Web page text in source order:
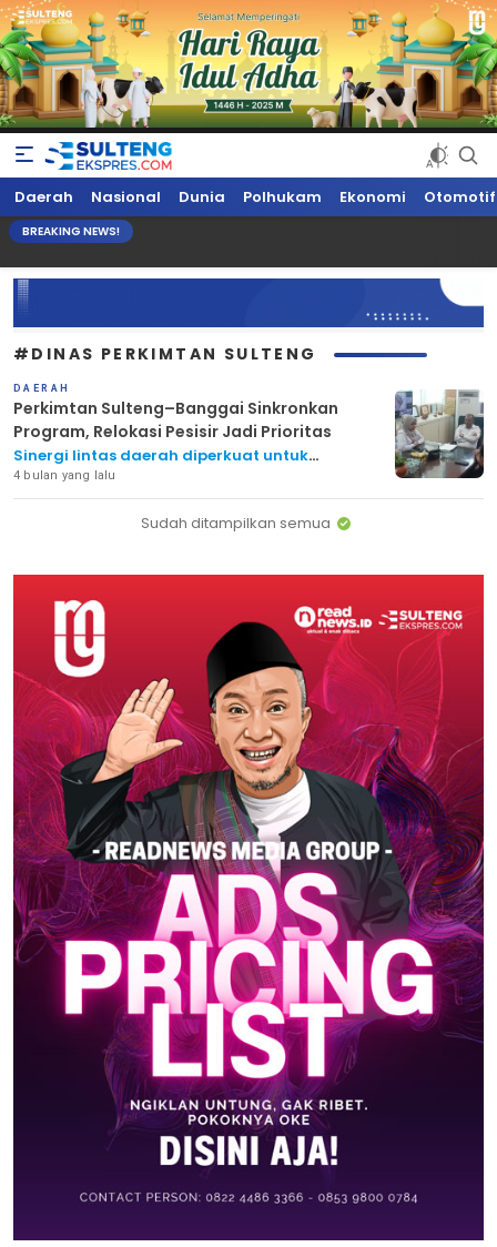
Sultengekspres.com
Berita Seputar Sulteng Hari Ini, Update Terkini, Suaranya Rakyat
Sulteng
Daerah Nasional Dunia Polhukam Ekonomi Otomotif
BREAKING NEWS!
#DINAS PERKIMTAN SULTENG
DAERAH
Perkimtan Sulteng–Banggai Sinkronkan
Program, Relokasi Pesisir Jadi Prioritas
Sinergi lintas daerah diperkuat untuk
penanganan RTLH dan kawasan kumuh
4 bulan yang lalu
Sudah ditampilkan semua